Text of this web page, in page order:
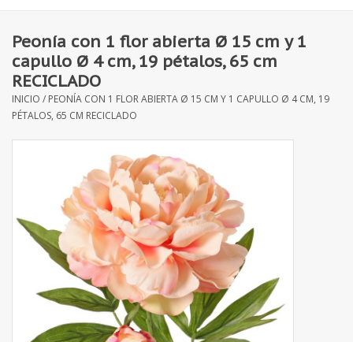
Flores artificiales
plantas artificiales
Rama de hojas / bayas
Fruta artificial
decoración
Coronas de flores
Peonía con 1 flor abierta Ø 15 cm y 1
capullo Ø 4 cm, 19 pétalos, 65 cm
RECICLADO
INICIO / PEONÍA CON 1 FLOR ABIERTA Ø 15 CM Y 1 CAPULLO Ø 4 CM, 19
PÉTALOS, 65 CM RECICLADO